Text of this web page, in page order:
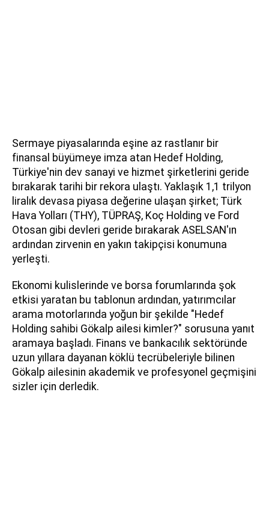
Sermaye piyasalarında eşine az rastlanır bir
finansal büyümeye imza atan Hedef Holding,
Türkiye'nin dev sanayi ve hizmet şirketlerini geride
bırakarak tarihi bir rekora ulaştı. Yaklaşık 1,1 trilyon
liralık devasa piyasa değerine ulaşan şirket; Türk
Hava Yolları (THY), TÜPRAŞ, Koç Holding ve Ford
Otosan gibi devleri geride bırakarak ASELSAN'ın
ardından zirvenin en yakın takipçisi konumuna
yerleşti.
Ekonomi kulislerinde ve borsa forumlarında şok
etkisi yaratan bu tablonun ardından, yatırımcılar
arama motorlarında yoğun bir şekilde "Hedef
Holding sahibi Gökalp ailesi kimler?" sorusuna yanıt
aramaya başladı. Finans ve bankacılık sektöründe
uzun yıllara dayanan köklü tecrübeleriyle bilinen
Gökalp ailesinin akademik ve profesyonel geçmişini
sizler için derledik.